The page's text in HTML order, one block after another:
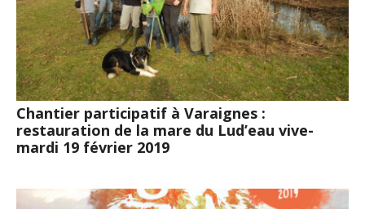
Chantier participatif à Varaignes :
restauration de la mare du Lud’eau vive-
mardi 19 février 2019